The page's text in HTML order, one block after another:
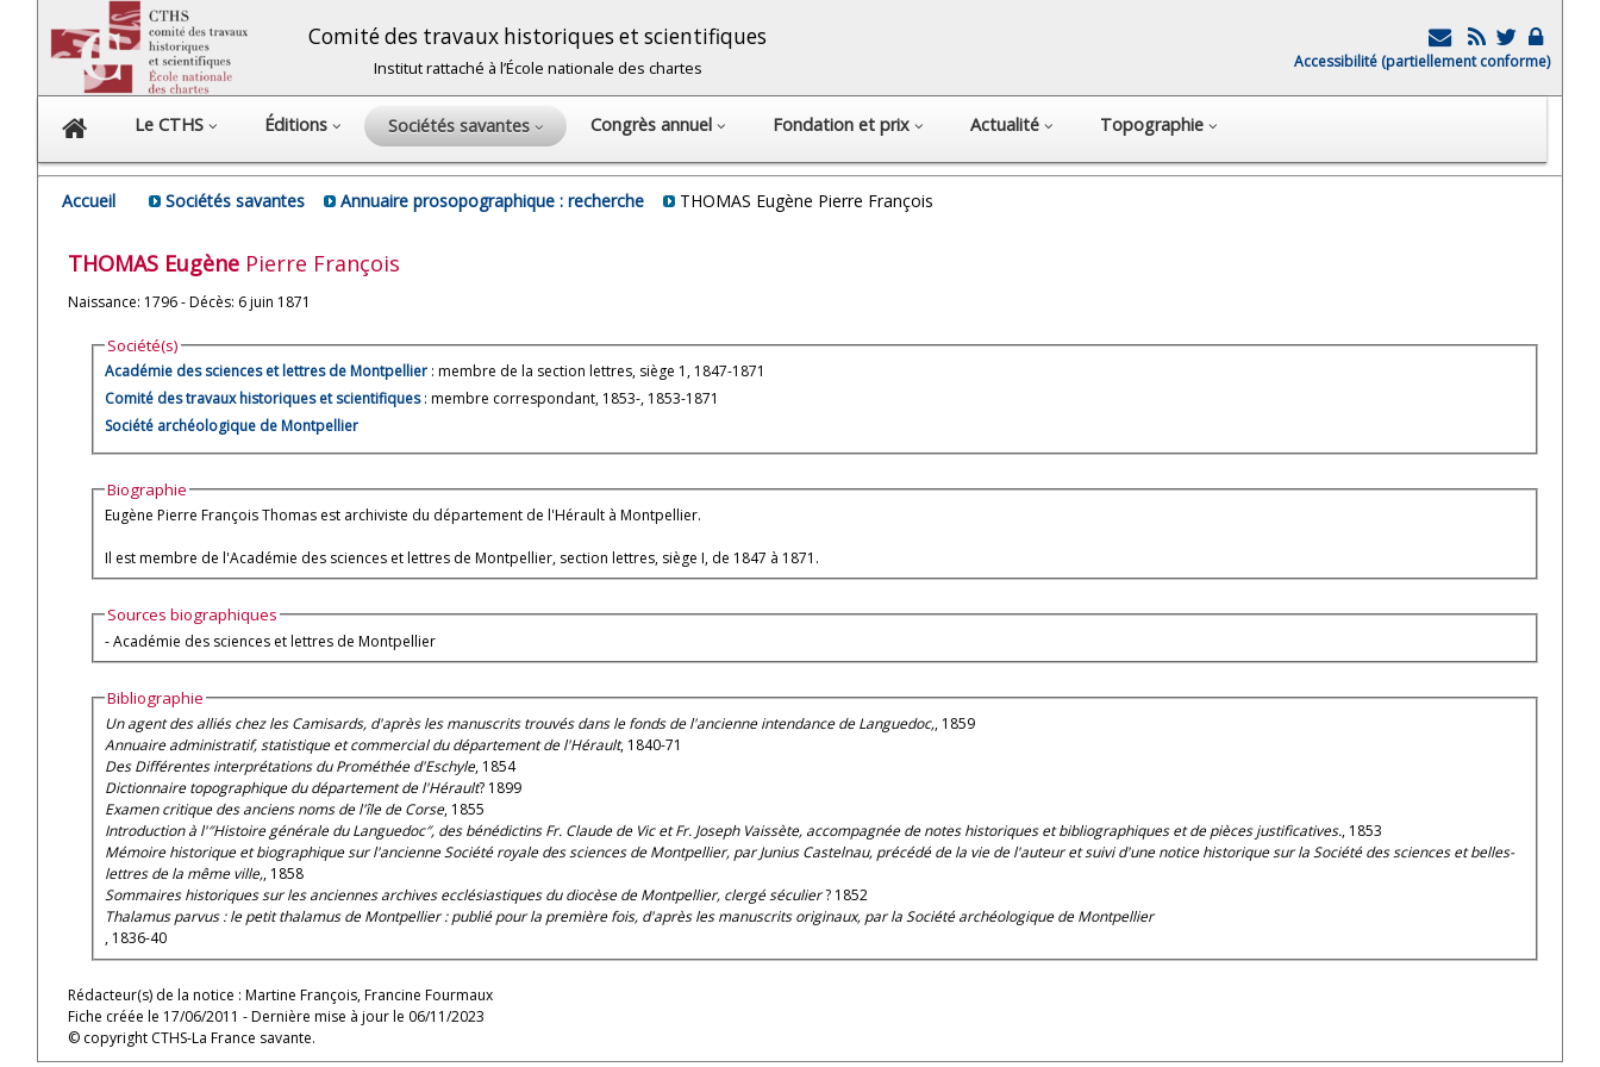
Comité des travaux historiques et scientifiques
Institut rattaché à l’École nationale des chartes Accessibilité (partiellement conforme)
Le CTHS Éditions Sociétés savantes Congrès annuel Fondation et prix Actualité Topographie
Accueil Sociétés savantes Annuaire prosopographique : recherche THOMAS Eugène Pierre François
THOMAS Eugène Pierre François
Naissance: 1796 - Décès: 6 juin 1871
Société(s)
Académie des sciences et lettres de Montpellier : membre de la section lettres, siège 1, 1847-1871
Comité des travaux historiques et scientifiques: membre correspondant, 1853-, 1853-1871
Société archéologique de Montpellier
Biographie
Eugène Pierre François Thomas est archiviste du département de l'Hérault à Montpellier.
Il est membre de l'Académie des sciences et lettres de Montpellier, section lettres, siège I, de 1847 à 1871.
Sources biographiques
- Académie des sciences et lettres de Montpellier
Bibliographie
Un agent des alliés chez les Camisards, d'après les manuscrits trouvés dans le fonds de l'ancienne intendance de Languedoc,, 1859
Annuaire administratif, statistique et commercial du département de l'Hérault, 1840-71
Des Différentes interprétations du Prométhée d'Eschyle, 1854
Dictionnaire topographique du département de l'Hérault? 1899
Examen critique des anciens noms de l'île de Corse, 1855
Introduction à l'″Histoire générale du Languedoc″, des bénédictins Fr. Claude de Vic et Fr. Joseph Vaissète, accompagnée de notes historiques et bibliographiques et de pièces justificatives., 1853
Mémoire historique et biographique sur l'ancienne Société royale des sciences de Montpellier, par Junius Castelnau, précédé de la vie de l'auteur et suivi d'une notice historique sur la Société des sciences et belles-
lettres de la même ville,, 1858
Sommaires historiques sur les anciennes archives ecclésiastiques du diocèse de Montpellier, clergé séculier? 1852
Thalamus parvus : le petit thalamus de Montpellier : publié pour la première fois, d'après les manuscrits originaux, par la Société archéologique de Montpellier
, 1836-40
Rédacteur(s) de la notice : Martine François, Francine Fourmaux
Fiche créée le 17/06/2011 - Dernière mise à jour le 06/11/2023
© copyright CTHS-La France savante.